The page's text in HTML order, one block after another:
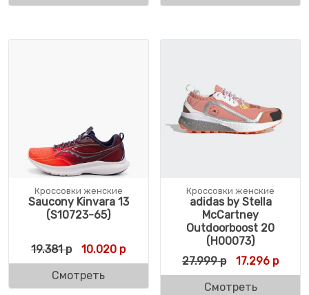
Кроссовки женские
Saucony Kinvara 13
(S10723-65)
19.381р Первоначальная цена составляла 19.381
10.020 рТекущая цена: 10.020 р.
Смотреть
Кроссовки женские
adidas by Stella
McCartney
Outdoorboost 20
(H00073)
27.999р 17.296 р
Смотреть